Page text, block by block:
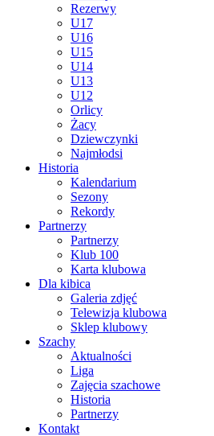
Rezerwy
U17
U16
U15
U14
U13
U12
Orlicy
Żacy
Dziewczynki
Najmłodsi
Historia
Kalendarium
Sezony
Rekordy
Partnerzy
Partnerzy
Klub 100
Karta klubowa
Dla kibica
Galeria zdjęć
Telewizja klubowa
Sklep klubowy
Szachy
Aktualności
Liga
Zajęcia szachowe
Historia
Partnerzy
Kontakt